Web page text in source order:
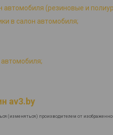
автомобиля (резиновые и
в салон автомобиля;
av3.by
(изменяться) производителем от